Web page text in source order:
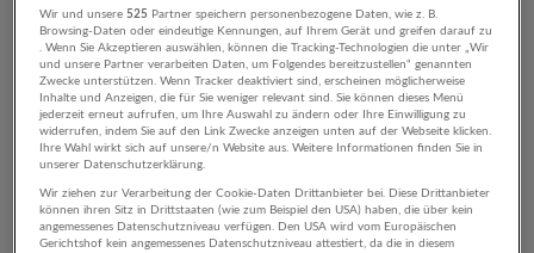
Umkreis
Wir und unsere525 Partner speichern personenbezogene Daten, wie z. B.
Browsing-Daten oder eindeutige Kennungen, auf Ihrem Gerät und greifen darauf zu
. Wenn Sie Akzeptieren auswählen, können die Tracking-Technologien die unter „Wir
und unsere Partner verarbeiten Daten, um Folgendes bereitzustellen“ genannten
Zwecke unterstützen. Wenn Tracker deaktiviert sind, erscheinen möglicherweise
Inhalte und Anzeigen, die für Sie weniger relevant sind. Sie können dieses Menü
jederzeit erneut aufrufen, um Ihre Auswahl zu ändern oder Ihre Einwilligung zu
widerrufen, indem Sie auf den Link Zwecke anzeigen unten auf der Webseite klicken.
Ihre Wahl wirkt sich auf unsere/n Website aus. Weitere Informationen finden Sie in
unserer Datenschutzerklärung.
Wir ziehen zur Verarbeitung der Cookie-Daten Drittanbieter bei. Diese Drittanbieter
können ihren Sitz in Drittstaaten (wie zum Beispiel den USA) haben, die über kein
angemessenes Datenschutzniveau verfügen. Den USA wird vom Europäischen
Gerichtshof kein angemessenes Datenschutzniveau attestiert, da die in diesem